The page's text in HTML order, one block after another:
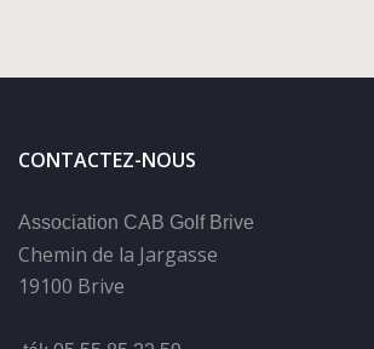
CONTACTEZ-NOUS
Association CAB Golf Brive
Chemin de la Jargasse
19100 Brive